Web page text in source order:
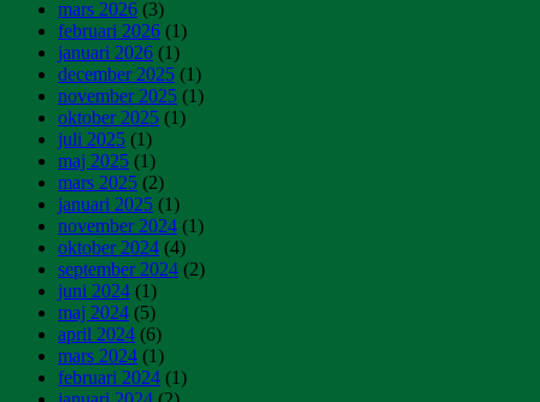
mars 2026 (3)
februari 2026 (1)
januari 2026 (1)
december 2025 (1)
november 2025 (1)
oktober 2025 (1)
juli 2025 (1)
maj 2025 (1)
mars 2025 (2)
januari 2025 (1)
november 2024 (1)
oktober 2024 (4)
september 2024 (2)
juni 2024 (1)
maj 2024 (5)
april 2024 (6)
mars 2024 (1)
februari 2024 (1)